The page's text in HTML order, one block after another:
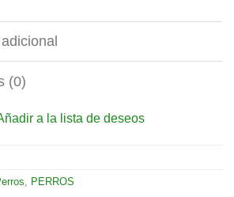
(0)
a la lista de deseos
PERROS